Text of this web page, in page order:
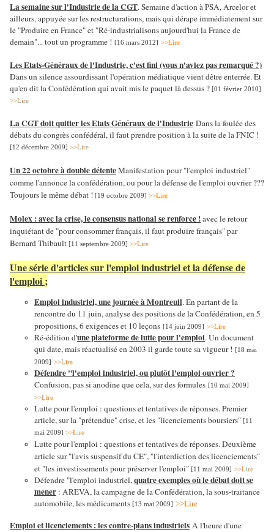
La semaine sur l'Industrie de la CGT. Semaine d'action à PSA, Arcelor et
ailleurs, appuyée sur les restructurations, mais qui dérape immédiatement sur
le "Produire en France" et "Ré-industrialisons aujourd'hui la France de
demain"... tout un programme ! [16 mars 2012] >>Lire
Les Etats-Généraux de l'Industrie, c'est fini (vous n'aviez pas remarqué ?)
Dans un silence assourdissant l'opération médiatique vient dêtre enterrée. Et
qu'en dit la Confédération qui avait mis le paquet là dessus ? [01 février 2010]
>>Lire
La CGT doit quitter les Etats Généraux de l'Industrie Dans la foulée des
débats du congrès confédéral, il faut prendre position à la suite de la FNIC !
[12 décembre 2009] >>Lire
Un 22 octobre à double détenteManifestation pour "l'emploi industriel"
comme l'annonce la confédération, ou pour la défense de l'emploi ouvrier ???
Toujours le même débat ! [19 octobre 2009] >>Lire
Molex : avec la crise, le consensus national se renforce !avec le retour
inquiétant de "pour consommer français, il faut produire français" par
Bernard Thibault [11 septembre 2009] >>Lire
Une série d'articles sur l'emploi industriel et la défense de
l'emploi ;
Emploi industriel, une journée à Montreuil. En partant de la
rencontre du 11 juin, analyse des positions de la Confédération, en 5
propositions, 6 exigences et 10 leçons [14 juin 2009] >>Lire
Ré-édition d'une plateforme de lutte pour l'emploi. Un document
qui date, mais réactualisé en 2003 il garde toute sa vigueur ! [18 mai
2009] >>Lire
Défendre "l'emploi industriel, ou plutôt l'emploi ouvrier ?
Confusion, pas si anodine que cela, sur des formules [10 mai 2009]
>>Lire
Lutte pour l'emploi : questions et tentatives de réponses. Premier
article, sur la "prétendue" crise, et les "licenciements boursiers" [11
mai 2009] >>Lire
Lutte pour l'emploi : questions et tentatives de réponses. Deuxième
article sur "l'avis suspensif du CE", "l'interdiction des licenciements"
et "les investissements pour préserver l'emploi" [11 mai 2009] >>Lire
Défendre "l'emploi industriel,quatre exemples où le débat doit se
mener : AREVA, la campagne de la Confédération, la sous-traitance
automobile, les médicaments [13 mai 2009] >>Lire
Emploi et licenciements : les contre-plans industriels A l'heure d'une